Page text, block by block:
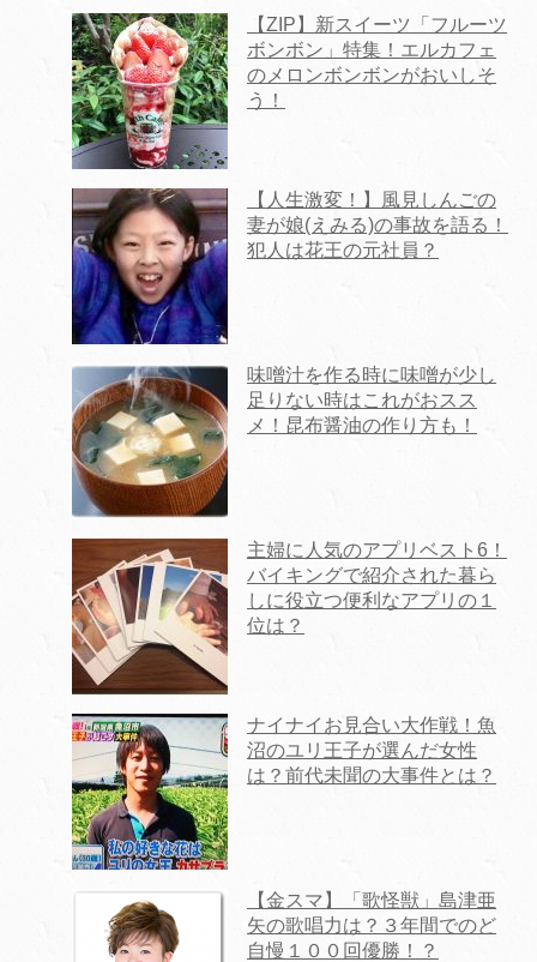
【ZIP】新スイーツ「フルーツ
ボンボン」特集！エルカフェ
のメロンボンボンがおいしそ
う！
【人生激変！】風見しんごの
妻が娘(えみる)の事故を語る！
犯人は花王の元社員？
味噌汁を作る時に味噌が少し
足りない時はこれがおスス
メ！昆布醤油の作り方も！
主婦に人気のアプリベスト6！
バイキングで紹介された暮ら
しに役立つ便利なアプリの１
位は？
ナイナイお見合い大作戦！魚
沼のユリ王子が選んだ女性
は？前代未聞の大事件とは？
【金スマ】「歌怪獣」島津亜
矢の歌唱力は？３年間でのど
自慢１００回優勝！？